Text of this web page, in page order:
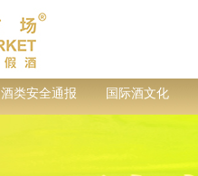
酒类安全通报 国际酒文化